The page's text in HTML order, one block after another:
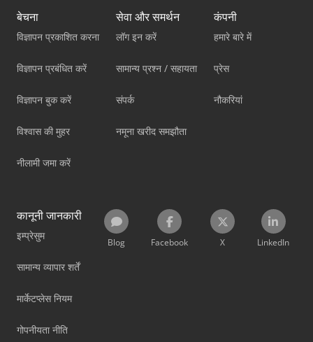
बेचना
विज्ञापन प्रकाशित करना
विज्ञापन प्रबंधित करें
विज्ञापन बुक करें
विश्वास की मुहर
नीलामी जमा करें
सेवा और समर्थन
लॉग इन करें
सामान्य प्रश्न / सहायता
संपर्क
नमूना खरीद समझौता
कंपनी
हमारे बारे में
प्रेस
नौकरियां
कानूनी जानकारी
इम्प्रेसुम
सामान्य व्यापार शर्तें
मार्केटप्लेस नियम
गोपनीयता नीति
Blog Facebook X LinkedIn